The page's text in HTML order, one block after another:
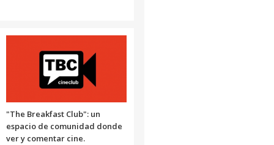
"The Breakfast Club": un
espacio de comunidad donde
ver y comentar cine.